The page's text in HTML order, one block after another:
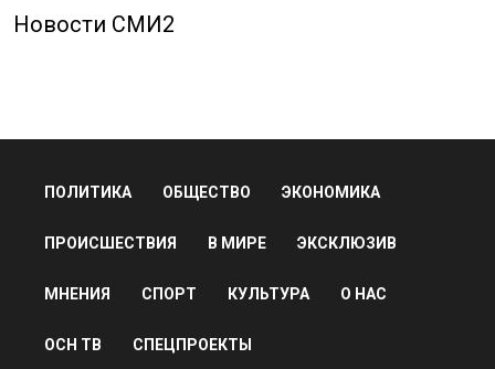
Новости СМИ2
ПОЛИТИКА ОБЩЕСТВО ЭКОНОМИКА
ПРОИСШЕСТВИЯ В МИРЕ ЭКСКЛЮЗИВ
МНЕНИЯ СПОРТ КУЛЬТУРА О НАС
ОСН ТВ СПЕЦПРОЕКТЫ